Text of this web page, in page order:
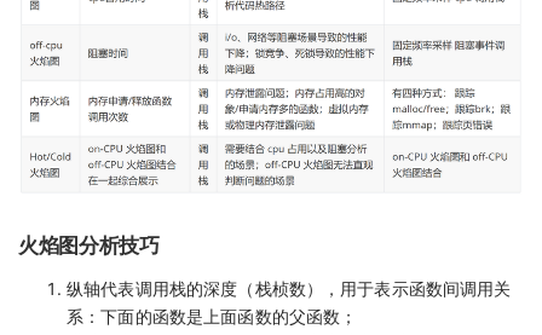
火焰图分析技巧
纵轴代表调用栈的深度（栈桢数），用于表示函数间调用关
系：下面的函数是上面函数的父函数；